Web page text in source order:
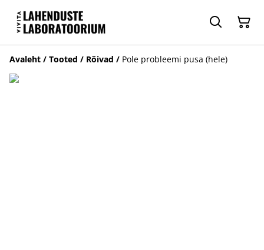
Avaleht / Tooted / Rõivad / Pole probleemi pusa (hele)